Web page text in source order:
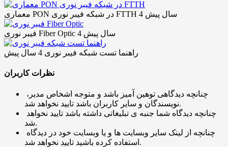
معماری PON در شبکه فیبر نوری FTTH 4 سال پیش
فیبر نوری Fiber Optic 4 سال پیش
راهنما تست شبکه فیبر نوری 4 سال پیش
نظرات کاربران
نویسندگان و سایر کاربران باشد تایید نخواهد شد.
شد.
استفاده کرده باشید تایید نخواهد شد.